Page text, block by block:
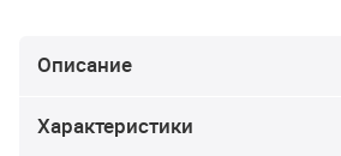
Описание
Характеристики